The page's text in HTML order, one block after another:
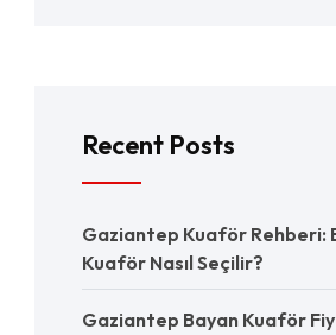
Recent Posts
Gaziantep Kuaför Rehberi:
Kuaför Nasıl Seçilir?
Gaziantep Bayan Kuaför